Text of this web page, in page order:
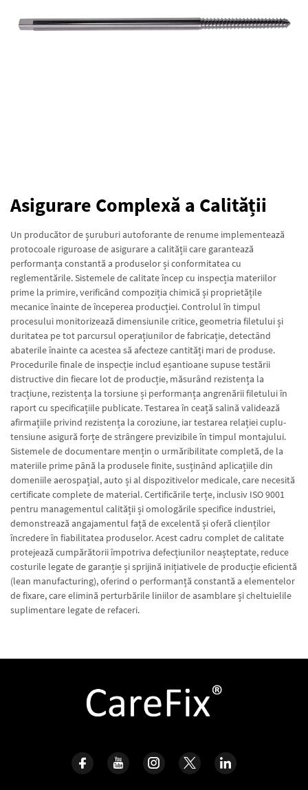
Asigurare Complexă a Calității
Un producător de șuruburi autoforante de renume implementează
protocoale riguroase de asigurare a calității care garantează
performanța constantă a produselor și conformitatea cu
reglementările. Sistemele de calitate încep cu inspecția materiilor
prime la primire, verificând compoziția chimică și proprietățile
mecanice înainte de începerea producției. Controlul în timpul
procesului monitorizează dimensiunile critice, geometria filetului și
duritatea pe tot parcursul operațiunilor de fabricație, detectând
abaterile înainte ca acestea să afecteze cantități mari de produse.
Procedurile finale de inspecție includ eșantioane supuse testării
distructive din fiecare lot de producție, măsurând rezistența la
tracțiune, rezistența la torsiune și performanța angrenării filetului în
raport cu specificațiile publicate. Testarea în ceață salină validează
afirmațiile privind rezistența la coroziune, iar testarea relației cuplu-
tensiune asigură forțe de strângere previzibile în timpul montajului.
Sistemele de documentare mențin o urmăribilitate completă, de la
materiile prime până la produsele finite, susținând aplicațiile din
domeniile aerospațial, auto și al dispozitivelor medicale, care necesită
certificate complete de material. Certificările terțe, inclusiv ISO 9001
pentru managementul calității și omologările specifice industriei,
demonstrează angajamentul față de excelentă și oferă clienților
încredere în fiabilitatea produselor. Acest cadru complet de calitate
protejează cumpărătorii împotriva defecțiunilor neașteptate, reduce
costurile legate de garanție și sprijină inițiativele de producție eficientă
(lean manufacturing), oferind o performanță constantă a elementelor
de fixare, care elimină perturbările liniilor de asamblare și cheltuielile
suplimentare legate de refaceri.